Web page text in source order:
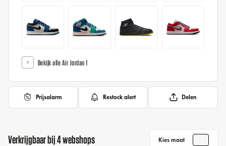
Bekijk alle Air Jordan 1
Prijsalarm Restock alert Delen
Verkrijgbaar bij 4 webshops Kies maat